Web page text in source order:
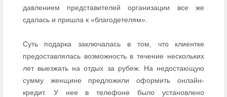
давлением представителей организации все же
сдалась и пришла к «благодетелям».
Суть подарка заключалась в том, что клиентке
предоставлялась возможность в течение нескольких
лет выезжать на отдых за рубеж. На недостающую
сумму женщине предложили оформить онлайн-
кредит. У нее в телефоне было установлено